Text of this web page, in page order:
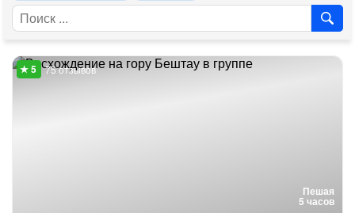
Пешая
5 часов
75 отзывов